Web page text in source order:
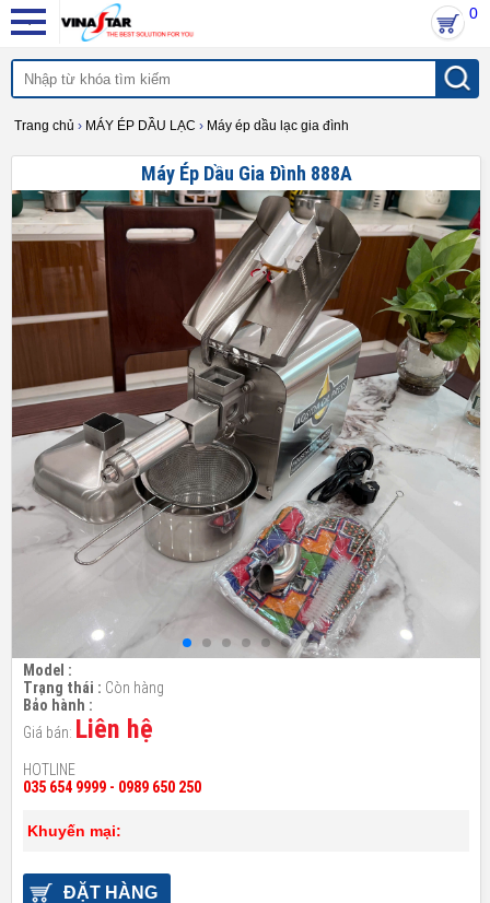
0
Trang chủ › MÁY ÉP DẦU LẠC › Máy ép dầu lạc gia đình
Máy Ép Dầu Gia Đình 888A
Model :
Trạng thái : Còn hàng
Bảo hành :
Giá bán: Liên hệ
HOTLINE
035 654 9999 - 0989 650 250
Khuyến mại:
ĐẶT HÀNG